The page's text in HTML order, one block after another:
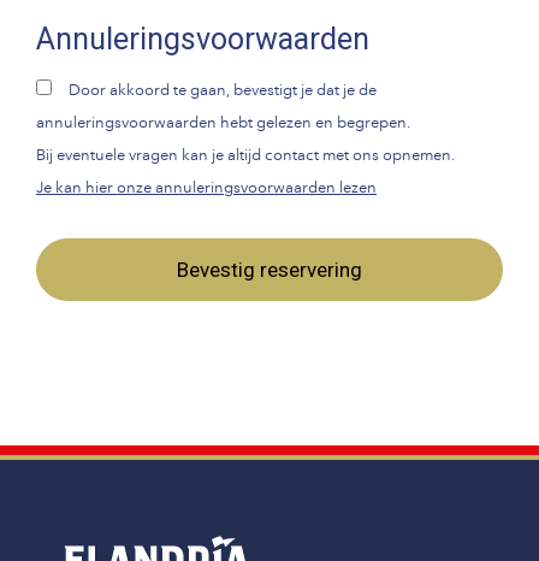
Annuleringsvoorwaarden
Door akkoord te gaan, bevestigt je dat je de
annuleringsvoorwaarden hebt gelezen en begrepen.
Bij eventuele vragen kan je altijd contact met ons opnemen.
Je kan hier onze annuleringsvoorwaarden lezen
Bevestig reservering